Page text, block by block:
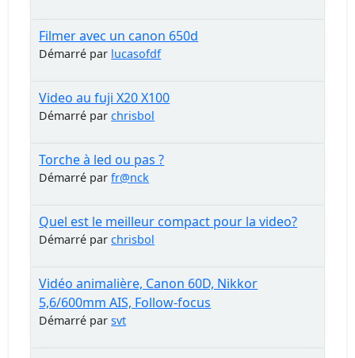
Filmer avec un canon 650d
Démarré par lucasofdf
Video au fuji X20 X100
Démarré parchrisbol
Torche à led ou pas ?
Démarré parfr@nck
Quel est le meilleur compact pour la video?
Démarré parchrisbol
Vidéo animalière, Canon 60D, Nikkor
5,6/600mm AIS, Follow-focus
Démarré parsvt